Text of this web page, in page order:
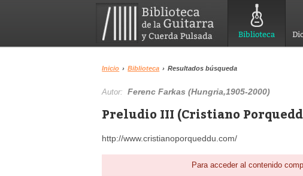
Biblioteca
Inicio › Biblioteca › Resultados búsqueda
Autor:Ferenc Farkas (Hungria,1905-2000)
Preludio III (Cristiano
http://www.cristianoporqueddu.com/
Para acceder al contenido